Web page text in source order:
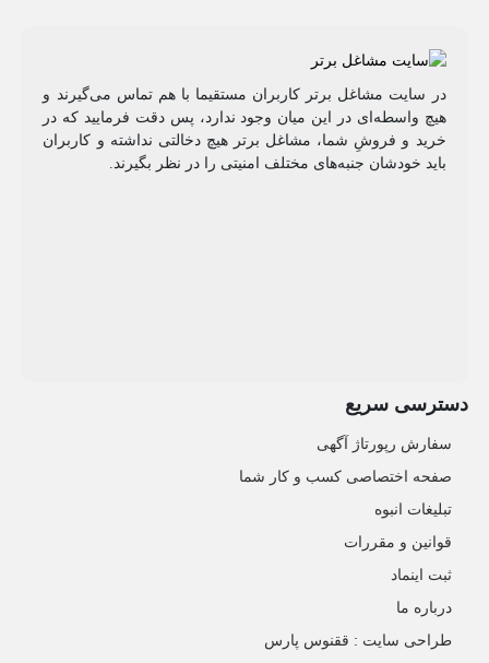
در سایت مشاغل برتر کاربران مستقیما با هم تماس می‌گیرند و
هیچ واسطه‌ای در این میان وجود ندارد، پس دقت فرمایید که در
خرید و فروشِ شما، مشاغل برتر هیچ دخالتی نداشته و کاربران
باید خودشان جنبه‌های مختلف امنیتی را در نظر بگیرند.
دسترسی سریع
سفارش رپورتاژ آگهی
صفحه اختصاصی کسب و کار شما
تبلیغات انبوه
قوانین و مقررات
ثبت اینماد
درباره ما
طراحی سایت : ققنوس پارس